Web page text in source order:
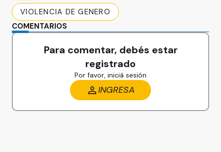
VIOLENCIA DE GENERO
COMENTARIOS
Para comentar, debés estar
registrado
Por favor, iniciá sesión
INGRESA